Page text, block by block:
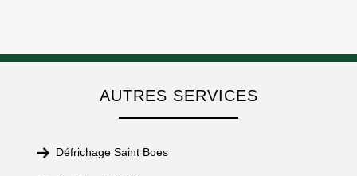
AUTRES SERVICES
Défrichage Saint Boes